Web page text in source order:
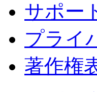
サポー
プライ
著作権